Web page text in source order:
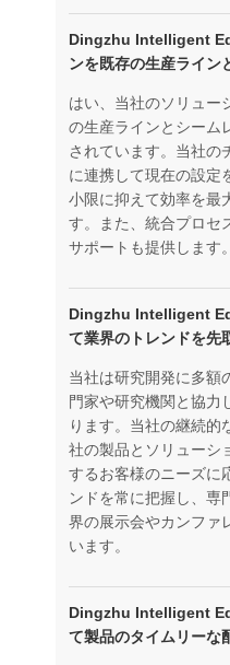
Dingzhu Intelligent
ンを既存の生産ライン
はい、当社のソリュー
の生産ラインとシーム
されています。当社の
に連携して現在の設定
小限に抑えて効率を最
す。また、統合プロセ
サポートも提供します。
Dingzhu Intelligent
て業界のトレンドを先
当社は研究開発に多額
門家や研究機関と協力
ります。当社の継続的
社の製品とソリューシ
するお客様のニーズに
ンドを常に把握し、専
界の展示会やカンファ
います。
Dingzhu Intelligent
て製品のタイムリーな